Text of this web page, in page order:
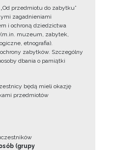
przedmiotu do zabytku”
zagadnieniami
i ochroną dziedzictwa
muzeum, zabytek,
etnografia).
zabytków. Szczególny
dbania o pamiątki
będą mieli okazję
przedmiotów
(grupy